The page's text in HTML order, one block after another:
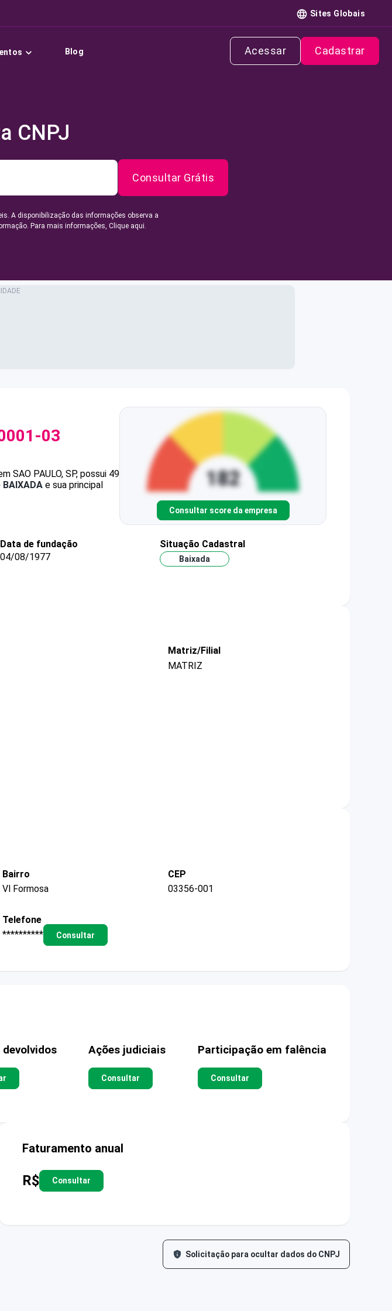
Sites Globais
Blog Acessar Cadastrar
CNPJ
Consultar Grátis
A disponibilização das informações observa a
Para mais informações, Clique aqui.
03
SAO PAULO, SP, possui 49
BAIXADA e sua principal
Consultar score da empresa
Data de fundação
04/08/1977
Situação Cadastral
Baixada
Matriz/Filial
MATRIZ
Bairro
Vl Formosa
CEP
03356-001
Telefone
**********
Consultar
devolvidos Ações judiciais
Consultar
Participação em falência
Consultar
Faturamento anual
R$ Consultar
Solicitação para ocultar dados do CNPJ